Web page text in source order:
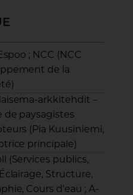
; NCC (NCC
de la
arkkitehdit –
de paysagistes
(Pia Kuusiniemi,
principale)
(Services publics,
Structure,
Cours d'eau ; A-